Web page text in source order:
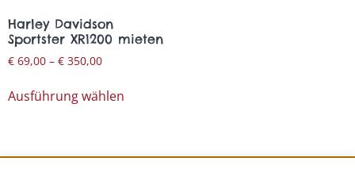
Harley Davidson
Sportster XR1200 mieten
€ 69,00 – € 350,00
Ausführung wählen